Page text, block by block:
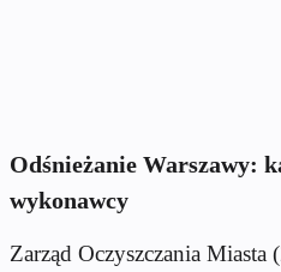
Odśnieżanie Warszawy:
wykonawcy
Zarząd Oczyszczania